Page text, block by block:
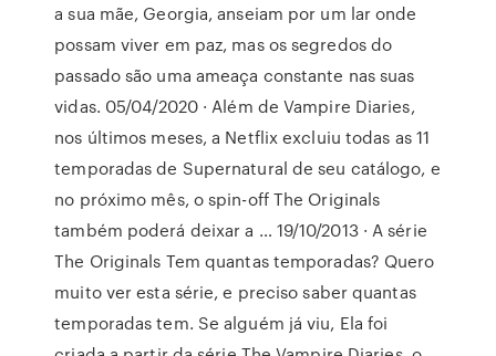
a sua mãe, Georgia, anseiam por um lar onde
possam viver em paz, mas os segredos do
passado são uma ameaça constante nas suas
vidas. 05/04/2020 · Além de Vampire Diaries,
nos últimos meses, a Netflix excluiu todas as 11
temporadas de Supernatural de seu catálogo, e
no próximo mês, o spin-off The Originals
também poderá deixar a … 19/10/2013 · A série
The Originals Tem quantas temporadas? Quero
muito ver esta série, e preciso saber quantas
temporadas tem. Se alguém já viu, Ela foi